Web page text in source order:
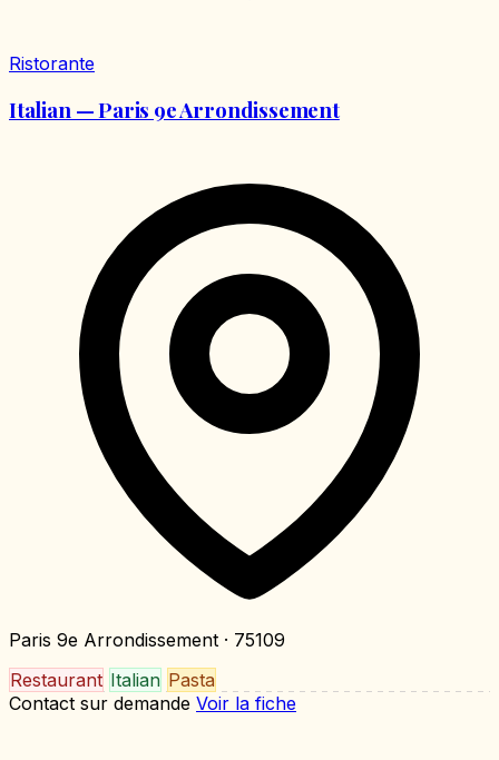
Ristorante
Italian — Paris 9e Arrondissement
Paris 9e Arrondissement · 75109
Restaurant Italian Pasta
Contact sur demande Voir la fiche